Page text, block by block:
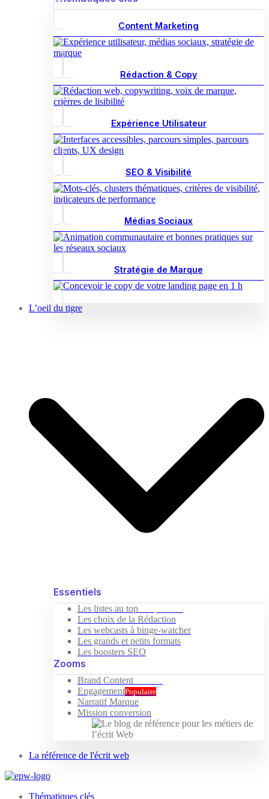
Content Marketing
Rédaction & Copy
Expérience Utilisateur
SEO & Visibilité
Médias Sociaux
Stratégie de Marque
L’oeil du tigre
Essentiels
Les listes au top
Les choix de la Rédaction
Les webcasts à binge-watcher
Les grands et petits formats
Les boosters SEO
Zooms
Brand Content
EngagementPopulaire
Narratif Marque
Mission conversion
La référence de l'écrit web
Thématiques clés